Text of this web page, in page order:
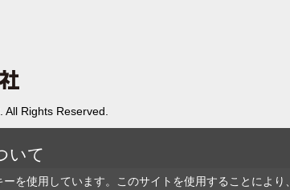
All Rights Reserved.
いて
を使用しています。このサイトを使用することにより、